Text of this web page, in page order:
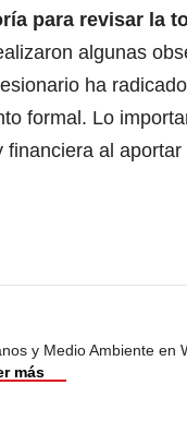
para revisar la
algunas
ha
formal. Lo
al
y Medio Ambiente en
más